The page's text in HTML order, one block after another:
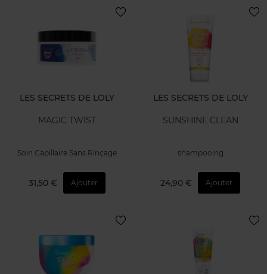
LES SECRETS DE LOLY
MAGIC TWIST
Soin Capillaire Sans Rinçage
31,50 € Ajouter
LES SECRETS DE LOLY
SUNSHINE CLEAN
shampooing
24,90 € Ajouter